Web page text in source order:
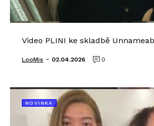
Video PLINI ke skladbě
LooMis - 02.04.2026 0
NOVINKA